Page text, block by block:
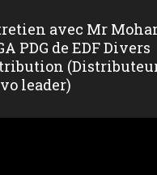
avec Mr
PDG de EDF Divers
leader)